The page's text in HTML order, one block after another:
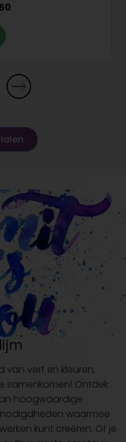
van verf en kleuren,
samenkomen! Ontdek
hoogwaardige
waarmee
kunt creëren. Of je